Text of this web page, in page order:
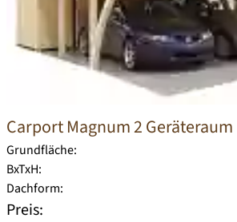
Carport Magnum 2 Geräteraum
Grundfläche:
BxTxH:
Dachform:
Preis: